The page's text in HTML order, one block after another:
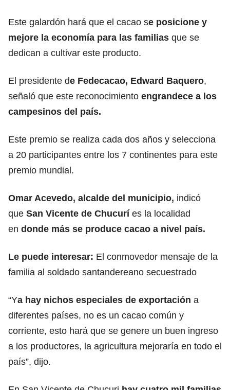
Este galardón hará que el cacao se posicione y
mejore la economía para las familias que se
dedican a cultivar este producto.
El presidente de Fedecacao, Edward Baquero,
señaló que este reconocimiento engrandece a los
campesinos del país.
Este premio se realiza cada dos años y selecciona
a 20 participantes entre los 7 continentes para este
premio mundial.
Omar Acevedo, alcalde del municipio, indicó
que San Vicente de Chucuríes la localidad
en donde más se produce cacao a nivel país.
Le puede interesar: El conmovedor mensaje de la
familia al soldado santandereano secuestrado
“Ya hay nichos especiales de exportación a
diferentes países, no es un cacao común y
corriente, esto hará que se genere un buen ingreso
a los productores, la agricultura mejoraría en todo el
país”, dijo.